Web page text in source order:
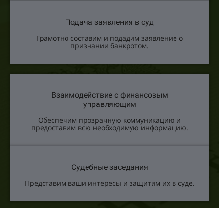
Подача заявления в суд
Грамотно составим и подадим заявление о
признании банкротом.
Взаимодействие с финансовым
управляющим
Обеспечим прозрачную коммуникацию и
предоставим всю необходимую информацию.
Судебные заседания
Представим ваши интересы и защитим их в суде.